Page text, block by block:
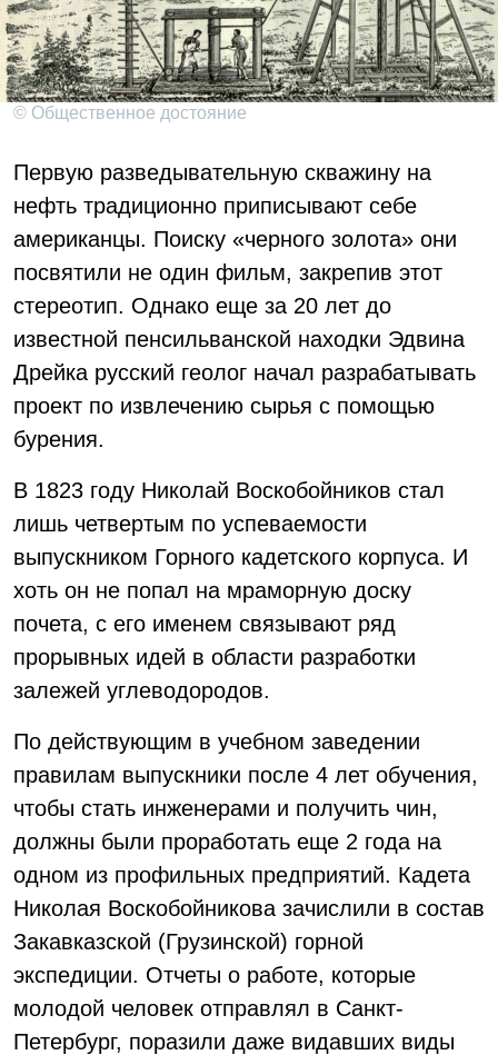
© Общественное достояние
Первую разведывательную скважину на
нефть традиционно приписывают себе
американцы. Поиску «черного золота» они
посвятили не один фильм, закрепив этот
стереотип. Однако еще за 20 лет до
известной пенсильванской находки Эдвина
Дрейка русский геолог начал разрабатывать
проект по извлечению сырья с помощью
бурения.
В 1823 году Николай Воскобойников стал
лишь четвертым по успеваемости
выпускником Горного кадетского корпуса. И
хоть он не попал на мраморную доску
почета, с его именем связывают ряд
прорывных идей в области разработки
залежей углеводородов.
По действующим в учебном заведении
правилам выпускники после 4 лет обучения,
чтобы стать инженерами и получить чин,
должны были проработать еще 2 года на
одном из профильных предприятий. Кадета
Николая Воскобойникова зачислили в состав
Закавказской (Грузинской) горной
экспедиции. Отчеты о работе, которые
молодой человек отправлял в Санкт-
Петербург, поразили даже видавших виды